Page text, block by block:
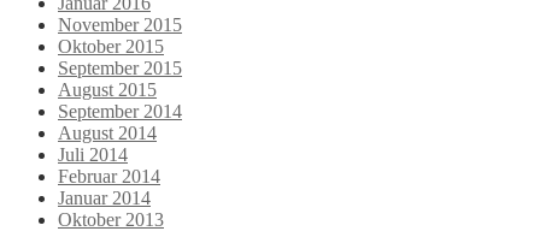
November 2015
Oktober 2015
September 2015
August 2015
September 2014
August 2014
Juli 2014
Februar 2014
Januar 2014
Oktober 2013